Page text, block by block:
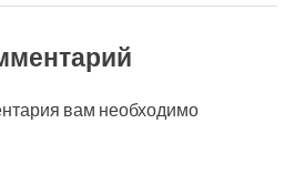
вам необходимо